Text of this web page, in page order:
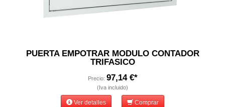
PUERTA EMPOTRAR MODULO CONTADOR
TRIFASICO
Precio: 97,14 €*
(Iva incluido)
Ver detalles Comprar